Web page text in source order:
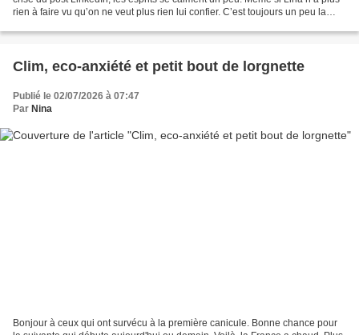
rien à faire vu qu’on ne veut plus rien lui confier. C’est toujours un peu la
Clim, eco-anxiété et petit bout de lorgnette
Publié le 02/07/2026 à 07:47
Par Nina
Bonjour à ceux qui ont survécu à la première canicule. Bonne chance pour